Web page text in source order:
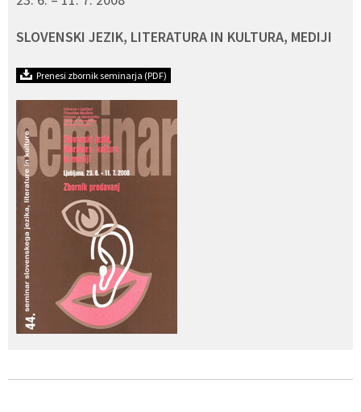
SLOVENSKI JEZIK, LITERATURA IN KULTURA, MEDIJI
Prenesi zbornik seminarja (PDF)